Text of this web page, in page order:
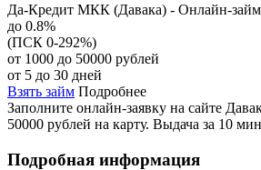
Да-Кредит МКК (Давака) - Онлайн-
до 0.8%
(ПСК 0-292%)
от 1000 до 50000 рублей
от 5 до 30 дней
Взять займ Подробнее
Заполните онлайн-заявку на сайте
50000 рублей на карту. Выдача за 10
Подробная информация